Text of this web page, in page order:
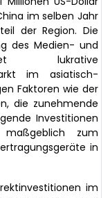
im selben Jahr
der Region. Die
des Medien- und
lukrative
im asiatisch-
Faktoren wie der
die zunehmende
Investitionen
zum
in
im